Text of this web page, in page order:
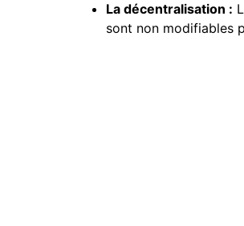
La décentralisation :
sont non modifiables